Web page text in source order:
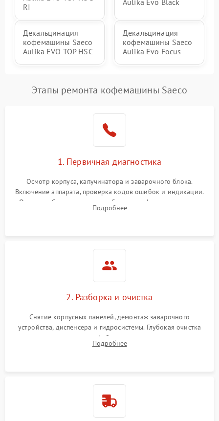
RI
Aulika Evo Black
Декальцинация
кофемашины Saeco
Aulika EVO TOP HSC
Декальцинация
кофемашины Saeco
Aulika Evo Focus
Этапы ремонта кофемашины Saeco
1. Первичная диагностика
Осмотр корпуса, капучинатора и заварочного блока.
Включение аппарата, проверка кодов ошибок и индикации.
Оценка работы помпы, термоблока и кофемолки на слух.
Измерение температуры и давления воды для выявления
Подробнее
2. Разборка и очистка
Снятие корпусных панелей, демонтаж заварочного
устройства, диспенсера и гидросистемы. Глубокая очистка
внутренних узлов от кофейных масел, жмыха и накипи.
Промывка дренажных каналов и фильтров с использованием
Подробнее